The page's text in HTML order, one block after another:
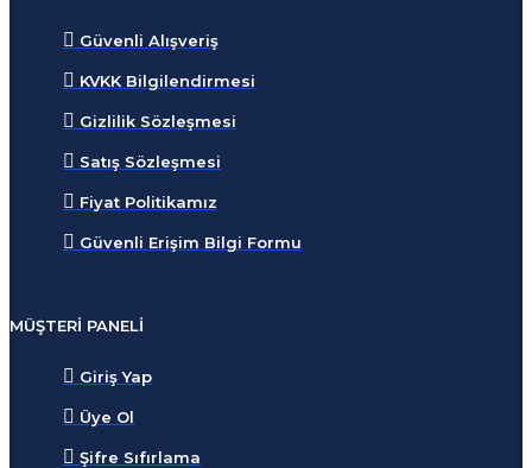
Güvenli Alışveriş
KVKK Bilgilendirmesi
Gizlilik Sözleşmesi
Satış Sözleşmesi
Fiyat Politikamız
Güvenli Erişim Bilgi Formu
MÜŞTERI PANELI
Giriş Yap
Üye Ol
Şifre Sıfırlama